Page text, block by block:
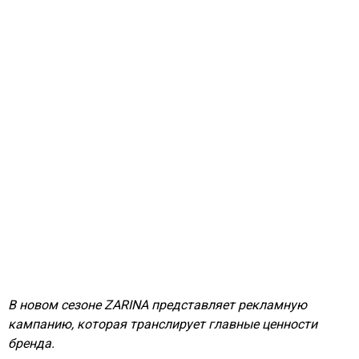
В новом сезоне ZARINA представляет рекламную
кампанию, которая транслирует главные ценности
бренда.